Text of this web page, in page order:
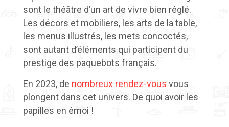
sont le théâtre d’un art de vivre bien réglé.
Les décors et mobiliers, les arts de la table,
les menus illustrés, les mets concoctés,
sont autant d’éléments qui participent du
prestige des paquebots français.
En 2023, de nombreux rendez-vous vous
plongent dans cet univers. De quoi avoir les
papilles en émoi !